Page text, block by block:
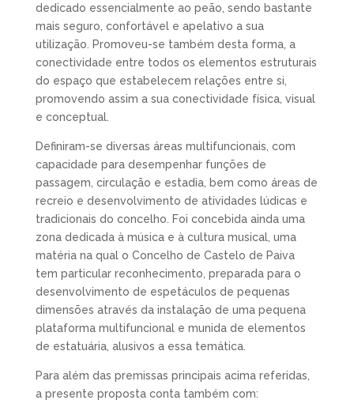
dedicado essencialmente ao peão, sendo bastante
mais seguro, confortável e apelativo a sua
utilização. Promoveu-se também desta forma, a
conectividade entre todos os elementos estruturais
do espaço que estabelecem relações entre si,
promovendo assim a sua conectividade física, visual
e conceptual.
Definiram-se diversas áreas multifuncionais, com
capacidade para desempenhar funções de
passagem, circulação e estadia, bem como áreas de
recreio e desenvolvimento de atividades lúdicas e
tradicionais do concelho. Foi concebida ainda uma
zona dedicada à música e à cultura musical, uma
matéria na qual o Concelho de Castelo de Paiva
tem particular reconhecimento, preparada para o
desenvolvimento de espetáculos de pequenas
dimensões através da instalação de uma pequena
plataforma multifuncional e munida de elementos
de estatuária, alusivos a essa temática.
Para além das premissas principais acima referidas,
a presente proposta conta também com: